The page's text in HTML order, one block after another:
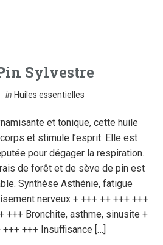
Sylvestre
in Huiles essentielles
et tonique, cette huile
et stimule l’esprit. Elle est
pour dégager la respiration.
de forêt et de sève de pin est
Synthèse Asthénie, fatigue
nerveux + +++ ++ +++ +++
+++ Bronchite, asthme, sinusite +
+++ +++ Insuffisance […]